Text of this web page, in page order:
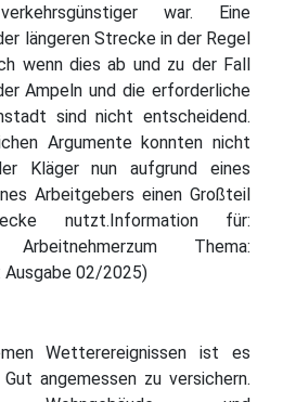
war. Eine
längeren Strecke in der Regel
wenn dies ab und zu der Fall
Ampeln und die erforderliche
sind nicht entscheidend.
Argumente konnten nicht
Kläger nun aufgrund eines
Arbeitgebers einen Großteil
nutzt.Information für:
Thema:
Ausgabe 02/2025)
Wetterereignissen ist es
angemessen zu versichern.